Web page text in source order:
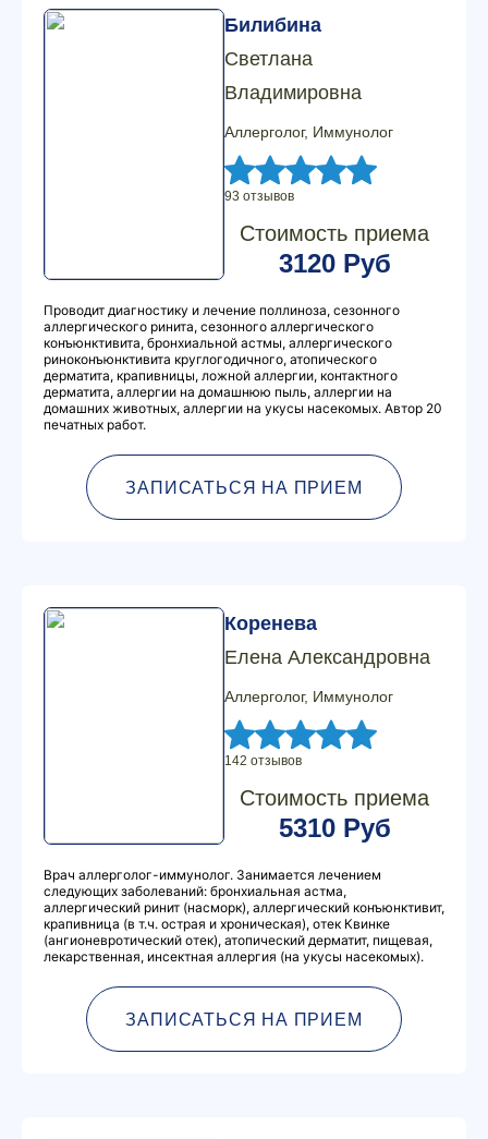
Билибина
Светлана
Владимировна
Аллерголог, Иммунолог
93 отзывов
Стоимость приема
3120 Руб
Проводит диагностику и лечение поллиноза, сезонного
аллергического ринита, сезонного аллергического
конъюнктивита, бронхиальной астмы, аллергического
риноконъюнктивита круглогодичного, атопического
дерматита, крапивницы, ложной аллергии, контактного
дерматита, аллергии на домашнюю пыль, аллергии на
домашних животных, аллергии на укусы насекомых. Автор 20
печатных работ.
ЗАПИСАТЬСЯ НА ПРИЕМ
Коренева
Елена Александровна
Аллерголог, Иммунолог
142 отзывов
Стоимость приема
5310 Руб
Врач аллерголог-иммунолог. Занимается лечением
следующих заболеваний: бронхиальная астма,
аллергический ринит (насморк), аллергический конъюнктивит,
крапивница (в т.ч. острая и хроническая), отек Квинке
(ангионевротический отек), атопический дерматит, пищевая,
лекарственная, инсектная аллергия (на укусы насекомых).
ЗАПИСАТЬСЯ НА ПРИЕМ